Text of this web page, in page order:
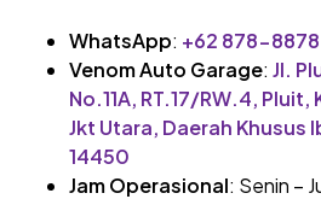
WhatsApp: +62 878-
Venom Auto Garage: Jl.
No.11A, RT.17/RW.4,
Jkt Utara, Daerah Khusus
14450
Jam Operasional: Senin –